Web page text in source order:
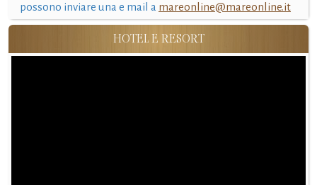
possono inviare una e mail a mareonline@mareonline.it
HOTEL E RESORT